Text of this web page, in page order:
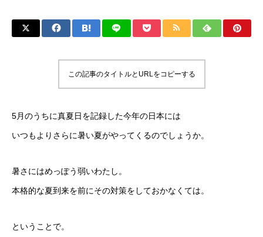
この記事のタイトルとURLをコピーする
5月のうちに真夏日を記録した今年の日本には
いつもよりさらに暑い夏がやってくるのでしょうか。
暑さにはめっぽう弱いわたし。
本格的な夏到来を前にその対策をしておかなくては。
ということで。